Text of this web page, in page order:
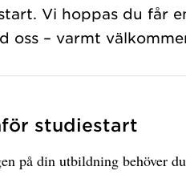
Vi hoppas du får
oss – varmt
studiestart
på din utbildning behöver